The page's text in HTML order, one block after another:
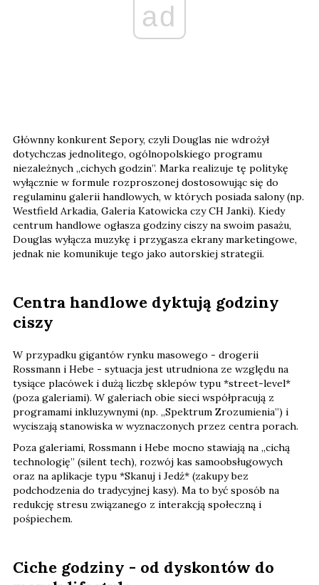
ad
Głównny konkurent Sepory, czyli Douglas nie wdrożył
dotychczas jednolitego, ogólnopolskiego programu
niezależnych „cichych godzin”. Marka realizuje tę politykę
wyłącznie w formule rozproszonej dostosowując się do
regulaminu galerii handlowych, w których posiada salony (np.
Westfield Arkadia, Galeria Katowicka czy CH Janki). Kiedy
centrum handlowe ogłasza godziny ciszy na swoim pasażu,
Douglas wyłącza muzykę i przygasza ekrany marketingowe,
jednak nie komunikuje tego jako autorskiej strategii.
Centra handlowe dyktują godziny
ciszy
W przypadku gigantów rynku masowego - drogerii
Rossmann i Hebe - sytuacja jest utrudniona ze względu na
tysiące placówek i dużą liczbę sklepów typu *street-level*
(poza galeriami). W galeriach obie sieci współpracują z
programami inkluzywnymi (np. „Spektrum Zrozumienia”) i
wyciszają stanowiska w wyznaczonych przez centra porach.
Poza galeriami, Rossmann i Hebe mocno stawiają na „cichą
technologię” (silent tech), rozwój kas samoobsługowych
oraz na aplikacje typu *Skanuj i Jedź* (zakupy bez
podchodzenia do tradycyjnej kasy). Ma to być sposób na
redukcję stresu związanego z interakcją społeczną i
pośpiechem.
Ciche godziny - od dyskontów do